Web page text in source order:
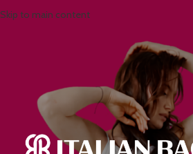
Skip to main content